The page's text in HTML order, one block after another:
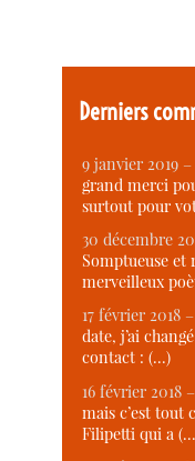
Derniers
9 janvier 2019
grand merci
surtout pour
30 décembre
Somptueuse et
merveilleux
17 février 2018
date, j’ai
contact : (…)
16 février 2018
mais c’est tout
Filipetti qui a